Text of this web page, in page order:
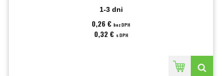
1-3 dni
0,26 € bez DPH
0,32 € s DPH